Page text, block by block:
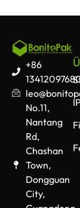
+86
No.11,
Nantang
Rd,
Chashan
Town,
Dongguan
City,